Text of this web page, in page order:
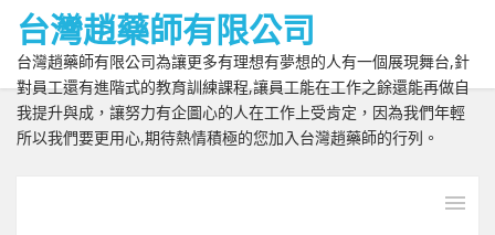
台灣趙藥師有限公司
台灣趙藥師有限公司為讓更多有理想有夢想的人有一個展現舞台,針
對員工還有進階式的教育訓練課程,讓員工能在工作之餘還能再做自
我提升與成，讓努力有企圖心的人在工作上受肯定，因為我們年輕
所以我們要更用心,期待熱情積極的您加入台灣趙藥師的行列。